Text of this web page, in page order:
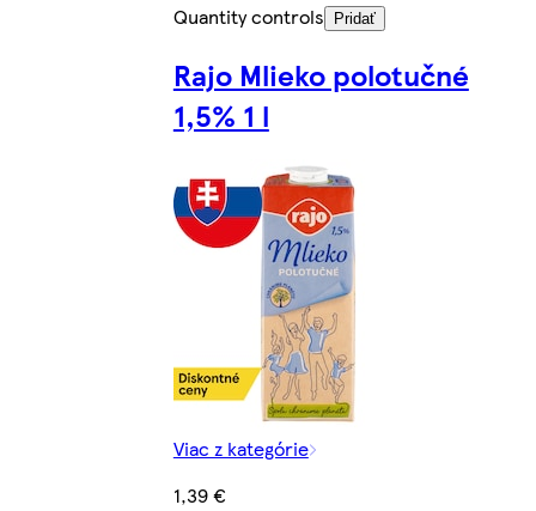
Quantity controls
Pridať
Rajo Mlieko polotučné
1,5% 1 l
Viac z kategórie
1,39 €